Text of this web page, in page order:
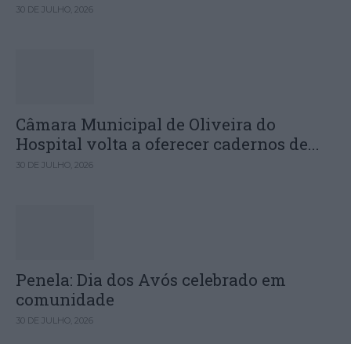
30 DE JULHO, 2026
Câmara Municipal de Oliveira do
Hospital volta a oferecer cadernos de...
30 DE JULHO, 2026
Penela: Dia dos Avós celebrado em
comunidade
30 DE JULHO, 2026